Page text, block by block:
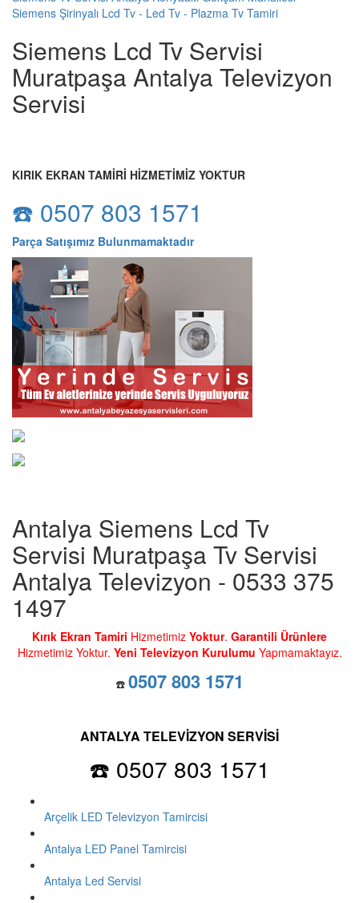
Siemens Şirinyalı Lcd Tv - Led Tv - Plazma Tv Tamiri
Siemens Lcd Tv Servisi
Muratpaşa Antalya Televizyon
Servisi
KIRIK EKRAN TAMİRİ HİZMETİMİZ YOKTUR
☎️ 0507 803 1571
Parça Satışımız Bulunmamaktadır
Antalya Siemens Lcd Tv
Servisi Muratpaşa Tv Servisi
Antalya Televizyon - 0533 375
1497
Kırık Ekran Tamiri Hizmetimiz Yoktur. Garantili Ürünlere
Hizmetimiz Yoktur. Yeni Televizyon Kurulumu Yapmamaktayız.
☎️ 0507 803 1571
ANTALYA TELEVİZYON SERVİSİ
☎️ 0507 803 1571
Arçelik LED Televizyon Tamircisi
Antalya LED Panel Tamircisi
Antalya Led Servisi